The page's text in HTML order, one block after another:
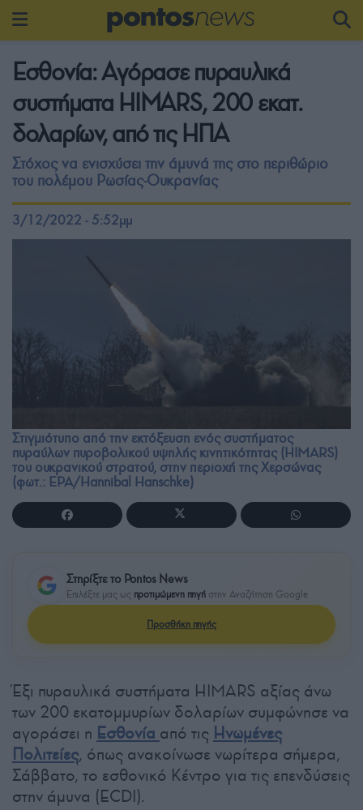
Εσθονία: Αγόρασε πυραυλικά
συστήματα HIMARS, 200 εκατ.
δολαρίων, από τις ΗΠΑ
Στόχος να ενισχύσει την άμυνά της στο περιθώριο
του πολέμου Ρωσίας-Ουκρανίας
3/12/2022 - 5:52μμ
Στιγμιότυπο από την εκτόξευση ενός συστήματος
πυραύλων πυροβολικού υψηλής κινητικότητας (HIMARS)
του ουκρανικού στρατού, στην περιοχή της Χερσώνας
(φωτ.: EPA/Hannibal Hanschke)
Στηρίξτε το Pontos News
Επιλέξτε μας ως προτιμώμενη πηγή στην Αναζήτηση Google
Προσθήκη πηγής
Έξι πυραυλικά συστήματα HIMARS αξίας άνω
των 200 εκατομμυρίων δολαρίων συμφώνησε να
αγοράσει η Εσθονία από τις Ηνωμένες
Πολιτείες, όπως ανακοίνωσε νωρίτερα σήμερα,
Σάββατο, το εσθονικό Κέντρο για τις επενδύσεις
στην άμυνα (ECDI).